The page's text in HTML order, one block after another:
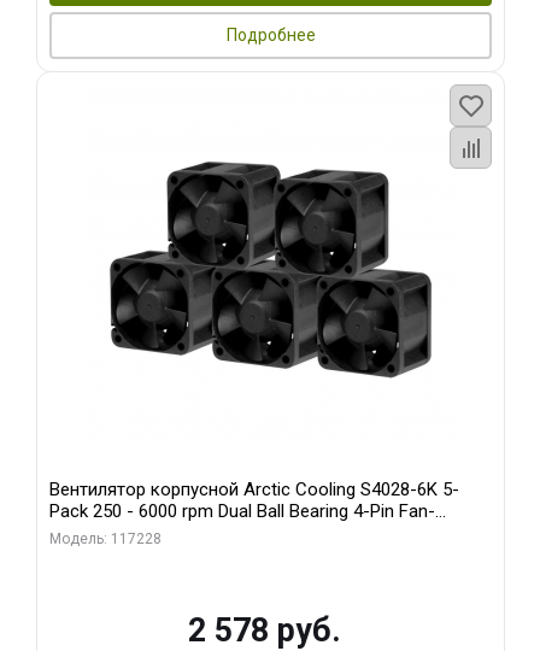
Подробнее
Вентилятор корпусной Arctic Cooling S4028-6K 5-
Pack 250 - 6000 rpm Dual Ball Bearing 4-Pin Fan-
Connector (ACFAN00273A)
Модель: 117228
2 578 руб.